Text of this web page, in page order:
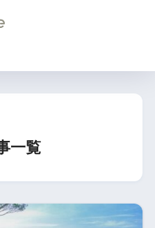
Kuma Base合
一覧